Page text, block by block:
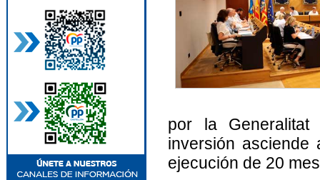
por la Generalitat
inversión
ejecución de 20